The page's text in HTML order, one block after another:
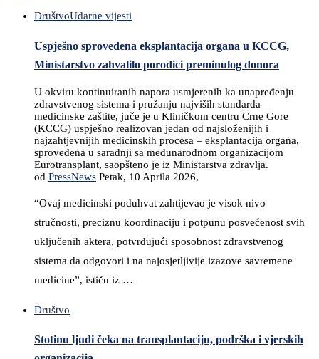
DruštvoUdarne vijesti
Uspješno sprovedena eksplantacija organa u KCCG,
Ministarstvo zahvalilo porodici preminulog donora
U okviru kontinuiranih napora usmjerenih ka unapređenju
zdravstvenog sistema i pružanju najviših standarda
medicinske zaštite, juče je u Kliničkom centru Crne Gore
(KCCG) uspješno realizovan jedan od najsloženijih i
najzahtjevnijih medicinskih procesa – eksplantacija organa,
sprovedena u saradnji sa međunarodnom organizacijom
Eurotransplant, saopšteno je iz Ministarstva zdravlja.
od PressNews Petak, 10 Aprila 2026,
“Ovaj medicinski poduhvat zahtijevao je visok nivo
stručnosti, preciznu koordinaciju i potpunu posvećenost svih
uključenih aktera, potvrđujući sposobnost zdravstvenog
sistema da odgovori i na najosjetljivije izazove savremene
medicine”, ističu iz …
Društvo
Stotinu ljudi čeka na transplantaciju, podrška i vjerskih